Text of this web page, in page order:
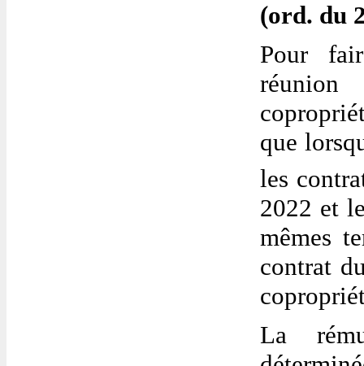
(ord. du
Pour
réunion
que
les
2022 et
mêmes
contrat
La